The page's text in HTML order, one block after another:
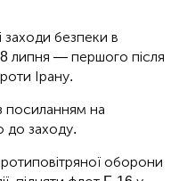
заходи безпеки в
липня — першого після
Ірану.
посиланням на
до заходу.
оборони